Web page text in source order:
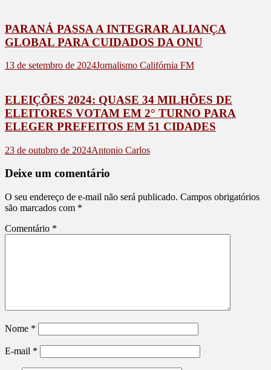
PARANÁ PASSA A INTEGRAR ALIANÇA
GLOBAL PARA CUIDADOS DA ONU
13 de setembro de 2024Jornalismo Califórnia FM
ELEIÇÕES 2024: QUASE 34 MILHÕES DE
ELEITORES VOTAM EM 2° TURNO PARA
ELEGER PREFEITOS EM 51 CIDADES
23 de outubro de 2024Antonio Carlos
Deixe um comentário
O seu endereço de e-mail não será publicado. Campos obrigatórios
são marcados com *
Comentário *
Nome *
E-mail *